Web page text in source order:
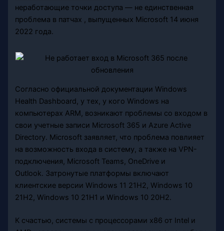
неработающие точки доступа — не единственная
проблема в патчах , выпущенных Microsoft 14 июня
2022 года.
Согласно официальной документации Windows
Health Dashboard, у тех, у кого Windows на
компьютерах ARM, возникают проблемы со входом в
свои учетные записи Microsoft 365 и Azure Active
Directory. Microsoft заявляет, что проблема повлияет
на возможность входа в систему, а также на VPN-
подключения, Microsoft Teams, OneDrive и
Outlook. Затронутые платформы включают
клиентские версии Windows 11 21H2, Windows 10
21H2, Windows 10 21H1 и Windows 10 20H2.
К счастью, системы с процессорами x86 от Intel и